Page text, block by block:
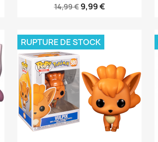
14,99 € 9,99 €
RUPTURE DE STOCK